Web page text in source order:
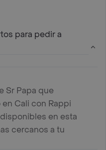
para pedir a
Sr Papa que
Cali con Rappi
en esta
cercanos a tu